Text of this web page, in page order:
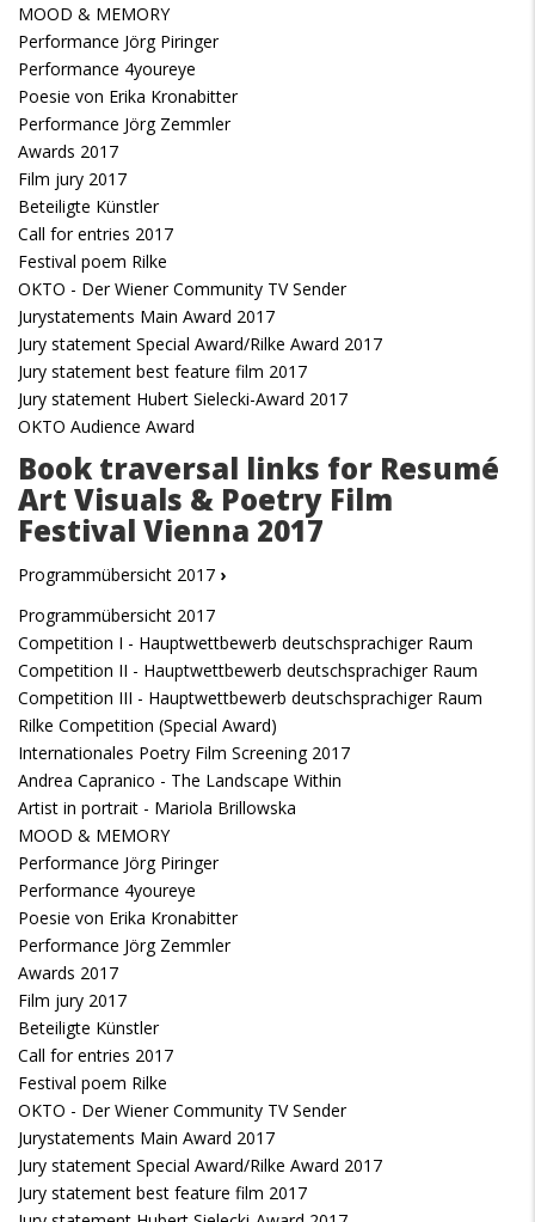
MOOD & MEMORY
Performance Jörg Piringer
Performance 4youreye
Poesie von Erika Kronabitter
Performance Jörg Zemmler
Awards 2017
Film jury 2017
Beteiligte Künstler
Call for entries 2017
Festival poem Rilke
OKTO - Der Wiener Community TV Sender
Jurystatements Main Award 2017
Jury statement Special Award/Rilke Award 2017
Jury statement best feature film 2017
Jury statement Hubert Sielecki-Award 2017
OKTO Audience Award
Book traversal links for Resumé
Art Visuals & Poetry Film
Festival Vienna 2017
Programmübersicht 2017 ›
Programmübersicht 2017
Competition I - Hauptwettbewerb deutschsprachiger Raum
Competition II - Hauptwettbewerb deutschsprachiger Raum
Competition III - Hauptwettbewerb deutschsprachiger Raum
Rilke Competition (Special Award)
Internationales Poetry Film Screening 2017
Andrea Capranico - The Landscape Within
Artist in portrait - Mariola Brillowska
MOOD & MEMORY
Performance Jörg Piringer
Performance 4youreye
Poesie von Erika Kronabitter
Performance Jörg Zemmler
Awards 2017
Film jury 2017
Beteiligte Künstler
Call for entries 2017
Festival poem Rilke
OKTO - Der Wiener Community TV Sender
Jurystatements Main Award 2017
Jury statement Special Award/Rilke Award 2017
Jury statement best feature film 2017